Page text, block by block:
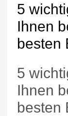
5
Ihnen
besten
5
Ihnen
besten